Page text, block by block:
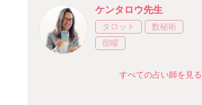
ケンタロウ先生
タロット
数秘術
宿曜
すべての占い師を見る